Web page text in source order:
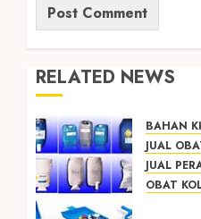
RELATED NEWS
BAHAN
JUAL
JUAL
OBAT